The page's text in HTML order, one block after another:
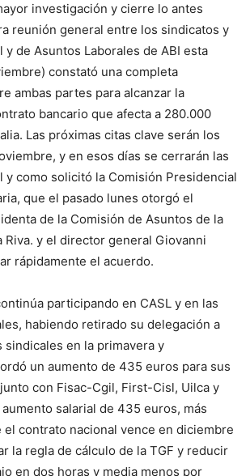
investigación y cierre lo antes
reunión general entre los sindicatos y
y de Asuntos Laborales de ABI esta
constató una completa
ambas partes para alcanzar la
bancario que afecta a 280.000
Las próximas citas clave serán los
y en esos días se cerrarán las
y como solicitó la Comisión Presidencial
que el pasado lunes otorgó el
de la Comisión de Asuntos de la
Riva. y el director general Giovanni
rápidamente el acuerdo.
participando en CASL y en las
habiendo retirado su delegación a
sindicales en la primavera y
un aumento de 435 euros para sus
con Fisac-Cgil, First-Cisl, Uilca y
salarial de 435 euros, más
el contrato nacional vence en diciembre
la regla de cálculo de la TGF y reducir
en dos horas y media menos por